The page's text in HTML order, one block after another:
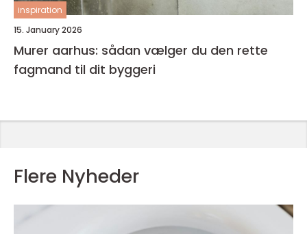
inspiration
15. January 2026
Murer aarhus: sådan vælger du den rette
fagmand til dit byggeri
Flere Nyheder